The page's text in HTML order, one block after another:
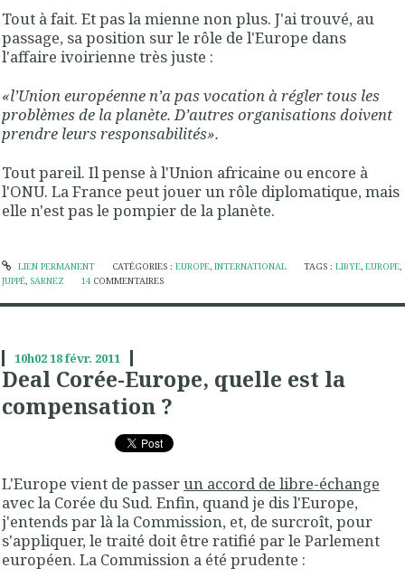
Tout à fait. Et pas la mienne non plus. J'ai trouvé, au
passage, sa position sur le rôle de l'Europe dans
l'affaire ivoirienne très juste :
«l’Union européenne n’a pas vocation à régler tous les
problèmes de la planète. D’autres organisations doivent
prendre leurs responsabilités».
Tout pareil. Il pense à l'Union africaine ou encore à
l'ONU. La France peut jouer un rôle diplomatique, mais
elle n'est pas le pompier de la planète.
LIEN PERMANENT CATÉGORIES : EUROPE, INTERNATIONAL TAGS :LIBYE ,EUROPE
JUPPÉ SARNEZ 14 COMMENTAIRES
10h0218févr. 2011
Deal Corée-Europe, quelle est la
compensation ?
L'Europe vient de passerun accord de libre-échange
avec la Corée du Sud. Enfin, quand je dis l'Europe,
j'entends par là la Commission, et, de surcroît, pour
s'appliquer, le traité doit être ratifié par le Parlement
européen. La Commission a été prudente :